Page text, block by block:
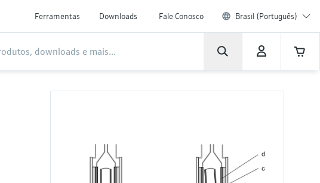
Ferramentas Downloads Fale Conosco Brasil (Português)